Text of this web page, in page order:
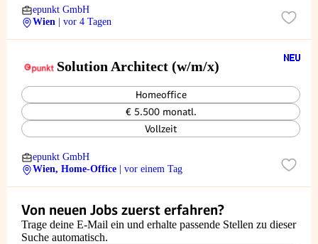
epunkt GmbH
Wien
| vor 4 Tagen
Solution Architect (w/m/x)
Homeoffice
€ 5.500 monatl.
Vollzeit
epunkt GmbH
Wien, Home-Office
| vor einem Tag
Von neuen Jobs zuerst erfahren?
Trage deine E-Mail ein und erhalte passende Stellen zu dieser
Suche automatisch.